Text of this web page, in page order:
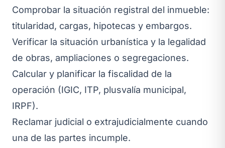
Comprobar la situación registral del inmueble:
titularidad, cargas, hipotecas y embargos.
Verificar la situación urbanística y la legalidad
de obras, ampliaciones o segregaciones.
Calcular y planificar la fiscalidad de la
operación (IGIC, ITP, plusvalía municipal,
IRPF).
Reclamar judicial o extrajudicialmente cuando
una de las partes incumple.